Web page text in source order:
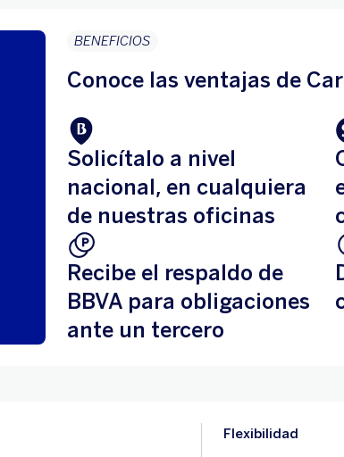
BENEFICIOS
Conoce las ventajas de
Solicítalo a nivel
nacional, en cualquiera
de nuestras oficinas
Recibe el respaldo de
BBVA para obligaciones
ante un tercero
Flexibilidad